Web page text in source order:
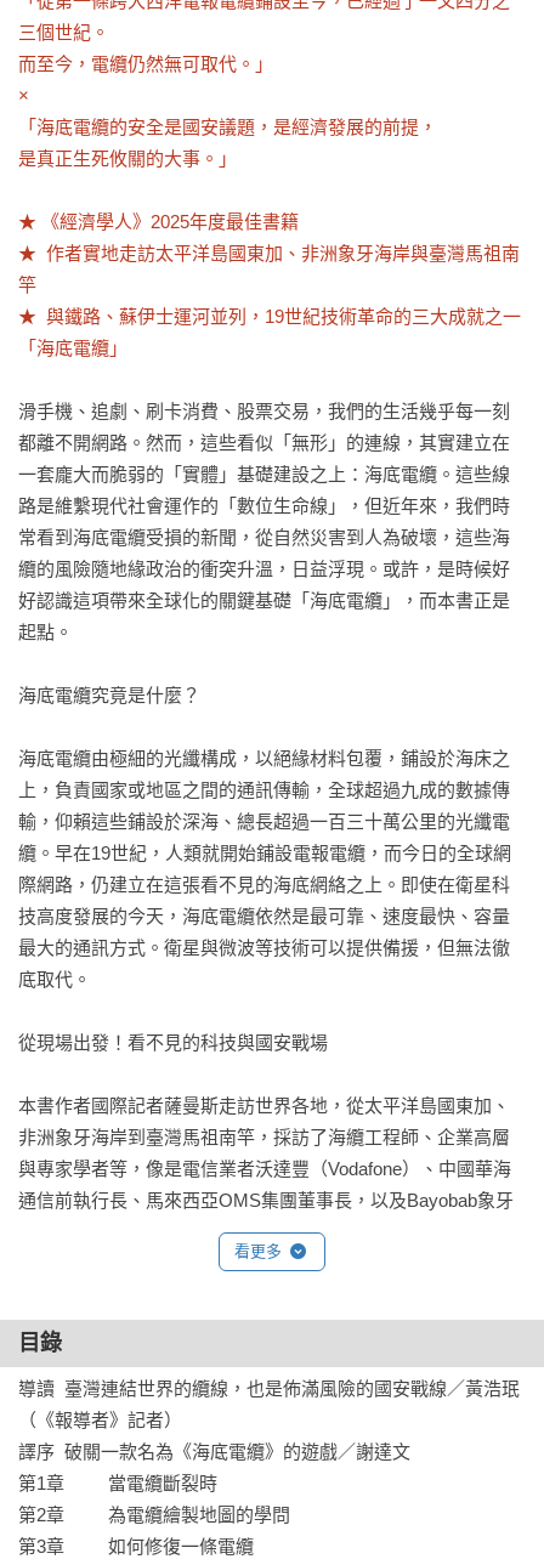
三個世紀。
而至今，電纜仍然無可取代。」
×
「海底電纜的安全是國安議題，是經濟發展的前提，
是真正生死攸關的大事。」
★ 《經濟學人》2025年度最佳書籍
★  作者實地走訪太平洋島國東加、非洲象牙海岸與臺灣馬祖南
竿
★  與鐵路、蘇伊士運河並列，19世紀技術革命的三大成就之一
「海底電纜」
滑手機、追劇、刷卡消費、股票交易，我們的生活幾乎每一刻
都離不開網路。然而，這些看似「無形」的連線，其實建立在
一套龐大而脆弱的「實體」基礎建設之上：海底電纜。這些線
路是維繫現代社會運作的「數位生命線」，但近年來，我們時
常看到海底電纜受損的新聞，從自然災害到人為破壞，這些海
纜的風險隨地緣政治的衝突升溫，日益浮現。或許，是時候好
好認識這項帶來全球化的關鍵基礎「海底電纜」，而本書正是
起點。
海底電纜究竟是什麼？
海底電纜由極細的光纖構成，以絕緣材料包覆，鋪設於海床之
上，負責國家或地區之間的通訊傳輸，全球超過九成的數據傳
輸，仰賴這些鋪設於深海、總長超過一百三十萬公里的光纖電
纜。早在19世紀，人類就開始鋪設電報電纜，而今日的全球網
際網路，仍建立在這張看不見的海底網絡之上。即使在衛星科
技高度發展的今天，海底電纜依然是最可靠、速度最快、容量
最大的通訊方式。衛星與微波等技術可以提供備援，但無法徹
底取代。
從現場出發！看不見的科技與國安戰場
本書作者國際記者薩曼斯走訪世界各地，從太平洋島國東加、
非洲象牙海岸到臺灣馬祖南竿，採訪了海纜工程師、企業高層
與專家學者等，像是電信業者沃達豐（Vodafone）、中國華海
通信前執行長、馬來西亞OMS集團董事長，以及Bayobab象牙
海岸分公司總經理等。作者親歷現場，仔細記下鋪設與修復海
底電纜的艱難任務，拆解這項龐大的技術，也討論背後複雜的
的製作和鋪設；中國企業華海通信的崛起；各國政府將海底電
纜視為戰略資產，而破壞電纜成了「灰色戰爭」的一種手段。
書中從東加火山爆發後，海纜受損的事件出發，描繪了整個國
家斷網的情況，像是醫療、貨運與金融的停擺；也帶領我們前
往非洲，直擊2Africa海纜鋪設的現場作業。同時，作者也來到
臺灣馬祖，看見海底電纜受損可能對臺灣造成的衝擊，並訪問
數發部的官員如何在中國威脅下，思考守住臺灣通訊安全的方
看更多
目錄
導讀  臺灣連結世界的纜線，也是佈滿風險的國安戰線／黃浩珉
（《報導者》記者）
譯序  破關一款名為《海底電纜》的遊戲／謝達文
第1章         當電纜斷裂時
第2章         為電纜繪製地圖的學問
第3章         如何修復一條電纜